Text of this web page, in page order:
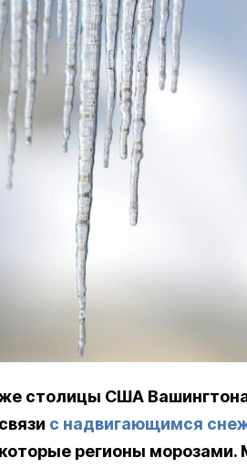
столицы США
с надвигающимся
регионы морозами.